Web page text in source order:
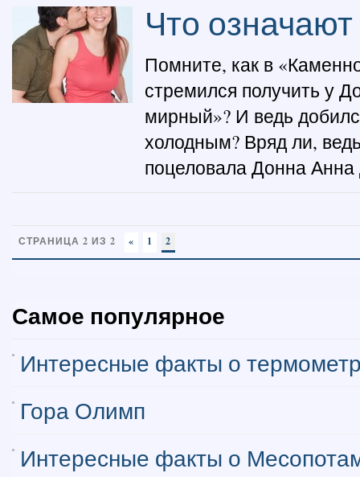
Что
Помните, как в
стремился получить у
мирный»? И ведь
холодным? Вряд ли,
поцеловала Донна
СТРАНИЦА 2 ИЗ 2 « 1 2
Самое популярное
Интересные факты о
Гора Олимп
Интересные факты о